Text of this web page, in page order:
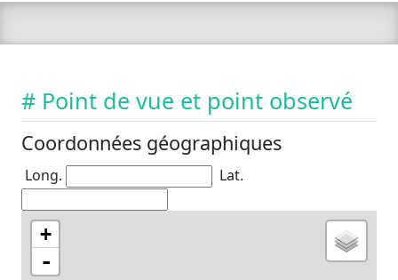
# Point de vue et point observé
Coordonnées géographiques
Long. Lat.
+
-